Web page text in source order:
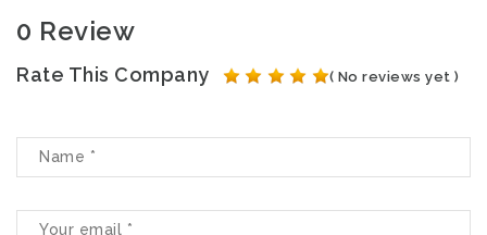
0 Review
Rate This Company ( No reviews yet )